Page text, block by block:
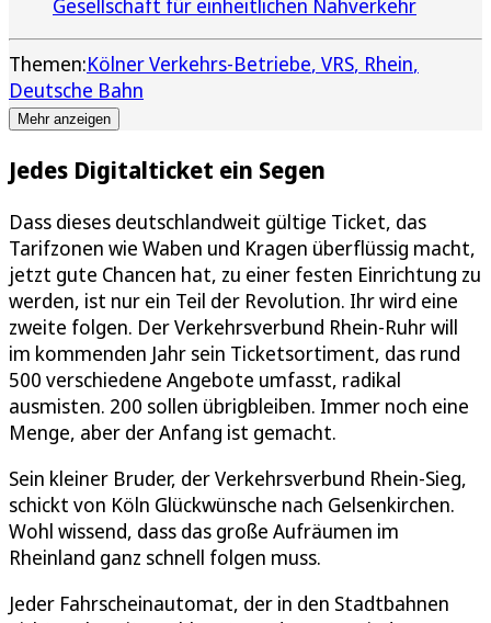
Gesellschaft für einheitlichen Nahverkehr
Themen:Kölner Verkehrs-Betriebe VRS Rhein
Deutsche Bahn
Mehr anzeigen
Jedes Digitalticket ein Segen
Dass dieses deutschlandweit gültige Ticket, das
Tarifzonen wie Waben und Kragen überflüssig macht,
jetzt gute Chancen hat, zu einer festen Einrichtung zu
werden, ist nur ein Teil der Revolution. Ihr wird eine
zweite folgen. Der Verkehrsverbund Rhein-Ruhr will
im kommenden Jahr sein Ticketsortiment, das rund
500 verschiedene Angebote umfasst, radikal
ausmisten. 200 sollen übrigbleiben. Immer noch eine
Menge, aber der Anfang ist gemacht.
Sein kleiner Bruder, der Verkehrsverbund Rhein-Sieg,
schickt von Köln Glückwünsche nach Gelsenkirchen.
Wohl wissend, dass das große Aufräumen im
Rheinland ganz schnell folgen muss.
Jeder Fahrscheinautomat, der in den Stadtbahnen